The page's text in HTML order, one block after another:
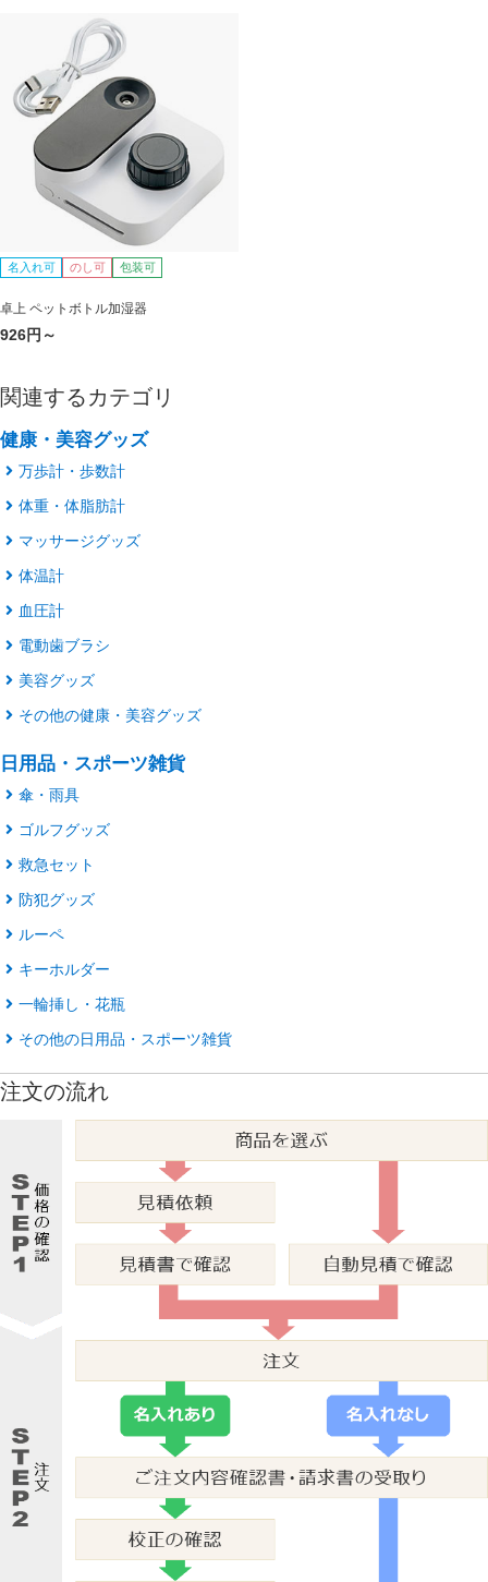
名入れ可 のし可 包装可
卓上 ペットボトル加湿器
926円～
関連するカテゴリ
健康・美容グッズ
万歩計・歩数計
体重・体脂肪計
マッサージグッズ
体温計
血圧計
電動歯ブラシ
美容グッズ
その他の健康・美容グッズ
日用品・スポーツ雑貨
傘・雨具
ゴルフグッズ
救急セット
防犯グッズ
ルーペ
キーホルダー
一輪挿し・花瓶
その他の日用品・スポーツ雑貨
注文の流れ